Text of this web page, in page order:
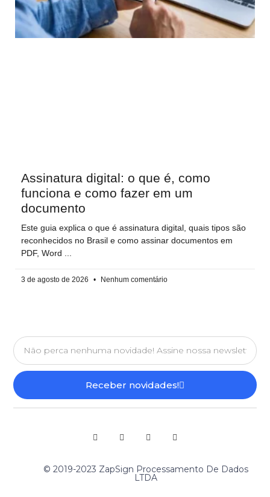
Assinatura digital: o que é, como
funciona e como fazer em um
documento
Este guia explica o que é assinatura digital, quais tipos são
reconhecidos no Brasil e como assinar documentos em
PDF, Word
3 de agosto de 2026 Nenhum comentário
Receber novidades!
© 2019-2023 ZapSign Processamento De Dados
LTDA